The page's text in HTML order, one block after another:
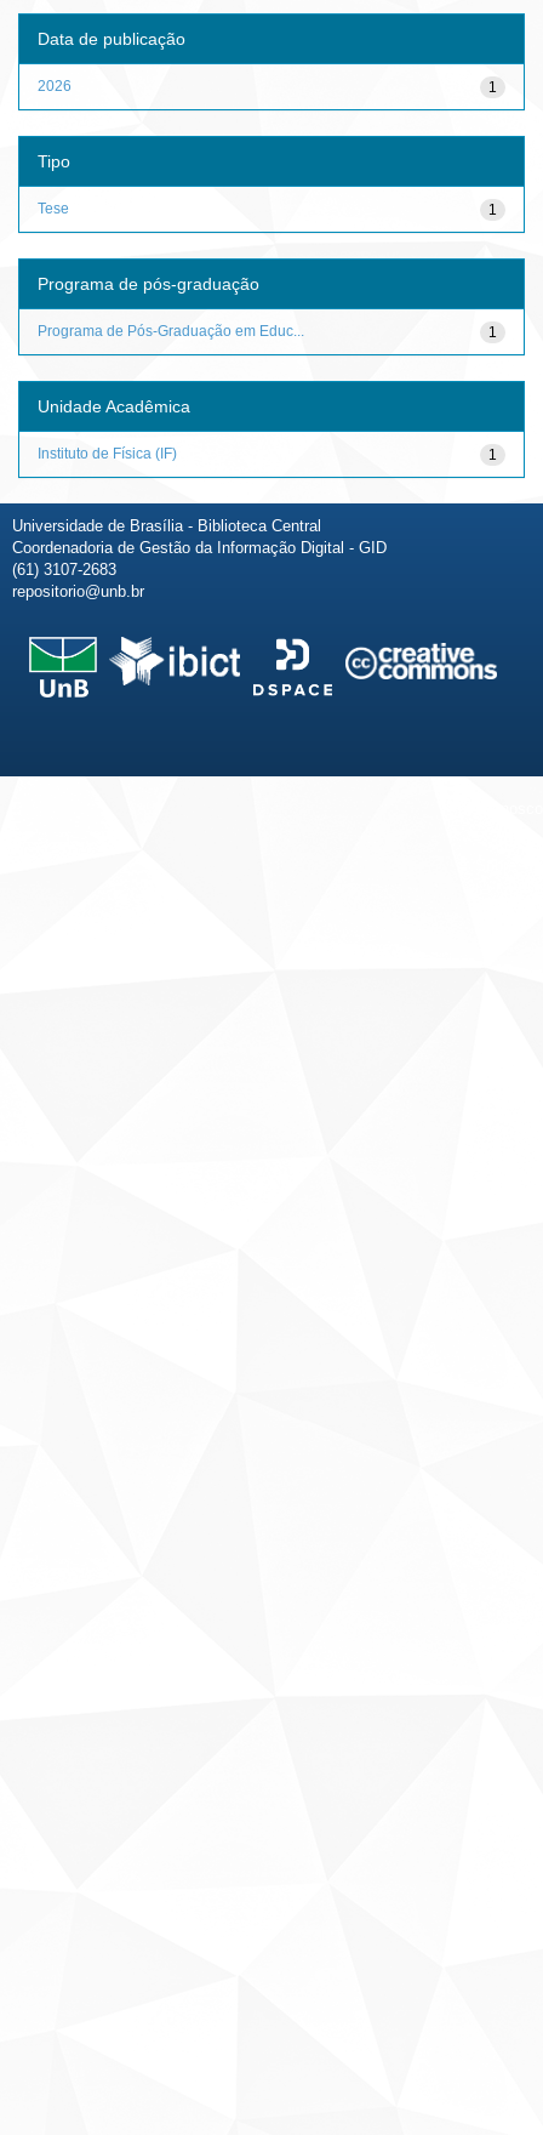
Data de publicação
1
2026
Tipo
1
Tese
Programa de pós-graduação
1
Programa de Pós-Graduação em Educ...
Unidade Acadêmica
1
Instituto de Física (IF)
Universidade de Brasília - Biblioteca Central
Coordenadoria de Gestão da Informação Digital - GID
(61) 3107-2683
repositorio@unb.br